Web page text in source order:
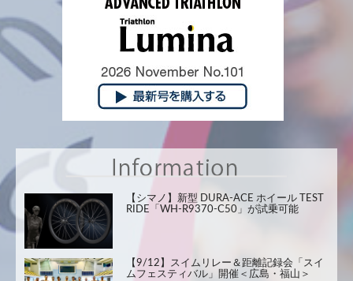
【シマノ】新型 DURA-ACE ホイール TEST
RIDE「WH-R9370-C50」が試乗可能
【9/12】スイムリレー＆距離記録会「スイ
ムフェスティバル」開催＜広島・福山＞